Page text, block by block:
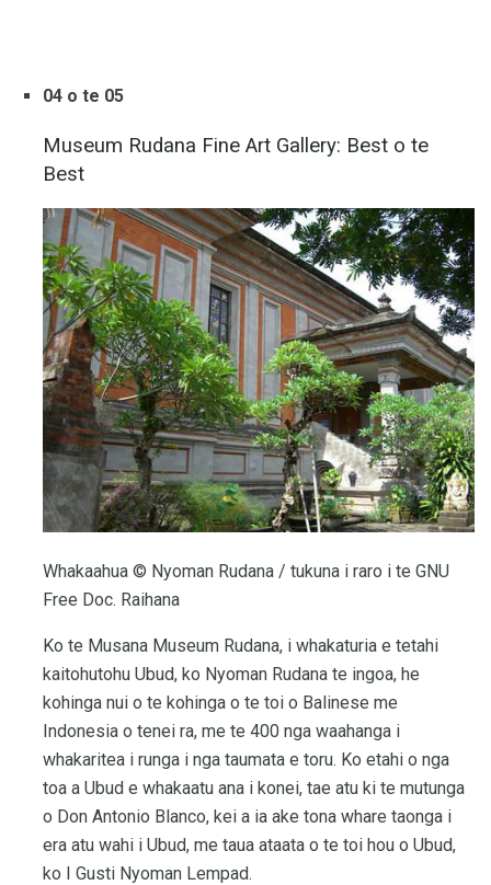
04 o te 05
Museum Rudana Fine Art Gallery: Best o te
Best
Whakaahua © Nyoman Rudana / tukuna i raro i te GNU
Free Doc. Raihana
Ko te Musana Museum Rudana, i whakaturia e tetahi
kaitohutohu Ubud, ko Nyoman Rudana te ingoa, he
kohinga nui o te kohinga o te toi o Balinese me
Indonesia o tenei ra, me te 400 nga waahanga i
whakaritea i runga i nga taumata e toru. Ko etahi o nga
toa a Ubud e whakaatu ana i konei, tae atu ki te mutunga
o Don Antonio Blanco, kei a ia ake tona whare taonga i
era atu wahi i Ubud, me taua ataata o te toi hou o Ubud,
ko I Gusti Nyoman Lempad.